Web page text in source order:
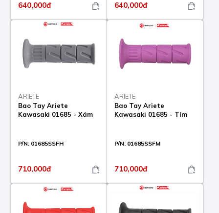
640,000đ 640,000đ
ARIETE
Bao Tay Ariete
Kawasaki 01685 - Xám
P/N: 01685SSFH
710,000đ
ARIETE
Bao Tay Ariete
Kawasaki 01685 - Tím
P/N: 01685SSFM
710,000đ